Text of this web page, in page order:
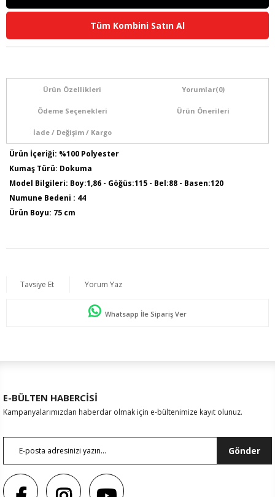
Tüm Kombini Satın Al
Ürün Özellikleri Yorumlar(0)
Ödeme Seçenekleri Ürün Önerileri
İade / Değişim / Kargo
Ürün İçeriği: %100 Polyester
Kumaş Türü: Dokuma
Model Bilgileri: Boy:1,86 - Göğüs:115 - Bel:88 - Basen:120
Numune Bedeni : 44
Ürün Boyu: 75 cm
Tavsiye Et Yorum Yaz
Whatsapp İle Sipariş Ver
E-BÜLTEN HABERCİSİ
Kampanyalarımızdan haberdar olmak için e-bültenimize kayıt olunuz.
Gönder